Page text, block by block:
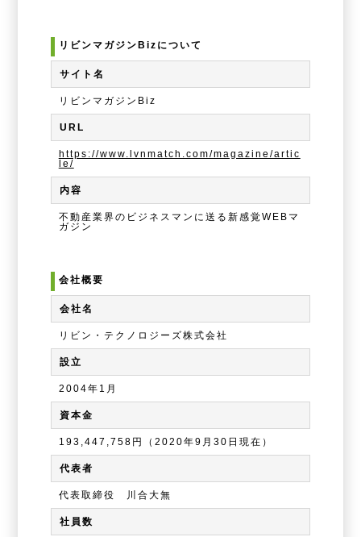
リビンマガジンBizについて
サイト名
リビンマガジンBiz
URL
https://www.lvnmatch.com/magazine/artic
le/
内容
不動産業界のビジネスマンに送る新感覚WEBマ
ガジン
会社概要
会社名
リビン・テクノロジーズ株式会社
設立
2004年1月
資本金
193,447,758円（2020年9月30日現在）
代表者
代表取締役 川合大無
社員数